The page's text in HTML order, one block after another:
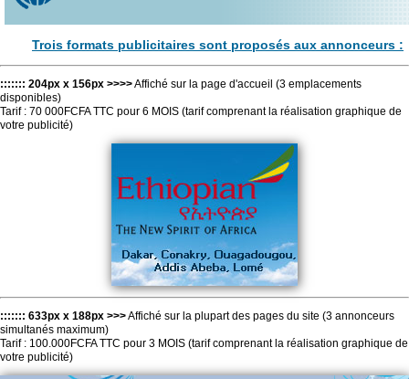
Trois formats publicitaires sont proposés aux annonceurs :
::::::: 204px x 156px >>>>Affiché sur la page d'accueil (3 emplacements
disponibles)
Tarif : 70 000FCFA TTC pour 6 MOIS (tarif comprenant la réalisation graphique de
votre publicité)
::::::: 633px x 188px >>>Affiché sur la plupart des pages du site (3 annonceurs
simultanés maximum)
Tarif : 100.000FCFA TTC pour 3 MOIS (tarif comprenant la réalisation graphique de
votre publicité)